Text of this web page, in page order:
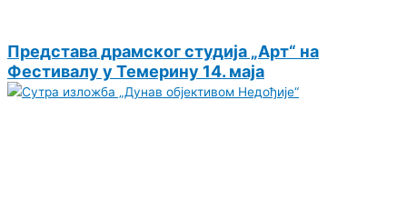
Представа драмског студија „Арт“ на
Фестивалу у Темерину 14. маја